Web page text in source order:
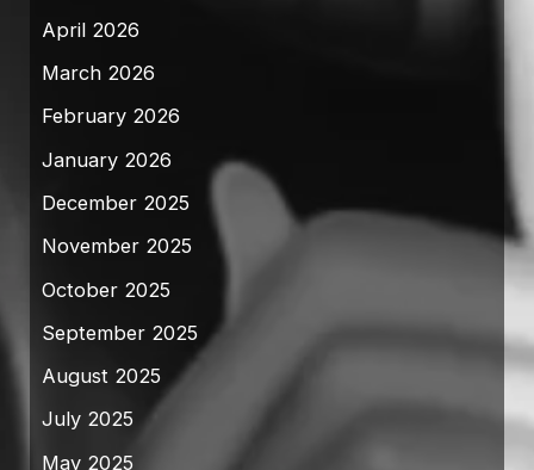
April 2026
March 2026
February 2026
January 2026
December 2025
November 2025
October 2025
September 2025
August 2025
July 2025
May 2025